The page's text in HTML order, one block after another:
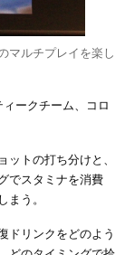
マルチプレイを楽し
ークチーム、コロ
トの打ち分けと、
でスタミナを消費
まう。
ドリンクをどのよう